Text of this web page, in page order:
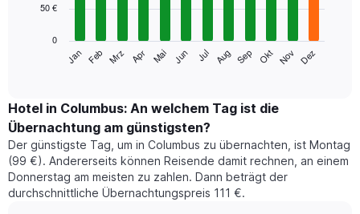
bars.
folgende
den
durchschnittlichen
Zimmerpreis
im
jeweiligen
Monat
an.
Jan Feb Mrz Apr Mai Jun Jul Aug Sep Okt Nov Dez
0
50 €
Hotel in Columbus: An welchem Tag ist die
Übernachtung am günstigsten?
Der günstigste Tag, um in Columbus zu übernachten, ist Montag
(99 €). Andererseits können Reisende damit rechnen, an einem
Donnerstag am meisten zu zahlen. Dann beträgt der
durchschnittliche Übernachtungspreis 111 €.